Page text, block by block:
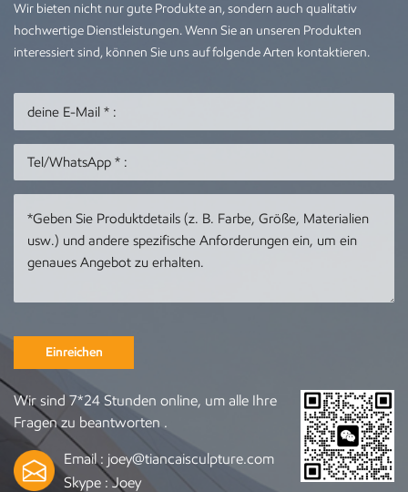
Wir bieten nicht nur gute Produkte an, sondern auch qualitativ
hochwertige Dienstleistungen. Wenn Sie an unseren Produkten
interessiert sind, können Sie uns auf folgende Arten kontaktieren.
Einreichen
Wir sind 7*24 Stunden online, um alle Ihre
Fragen zu beantworten .
Email : joey@tiancaisculpture.com
Skype :Joey